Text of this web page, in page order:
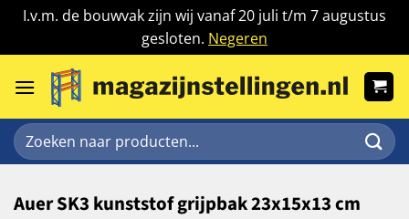
I.v.m. de bouwvak zijn wij vanaf 20 juli t/m 7 augustus
gesloten. Negeren
naar
Zoeken
naar:
Auer SK3 kunststof grijpbak 23x15x13 cm